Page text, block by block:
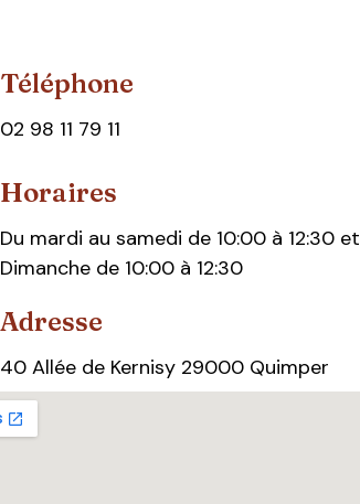
Téléphone
02 98 11 79 11
Horaires
Du mardi au samedi de 10:00 à 12:30
Dimanche de 10:00 à 12:30
Adresse
40 Allée de Kernisy 29000 Quimper